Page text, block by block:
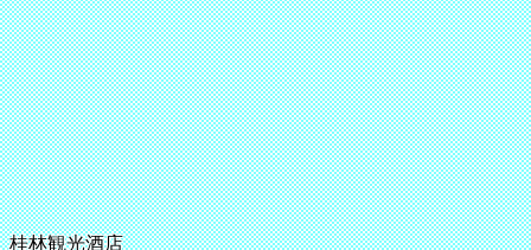
桂林観光酒店